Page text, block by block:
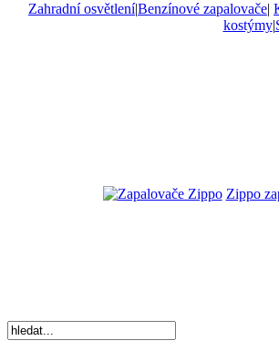
Zahradní osvětlení|Benzínové zapalovače|
kostýmy|
Zippo